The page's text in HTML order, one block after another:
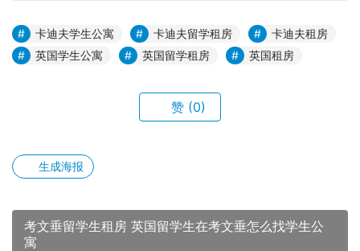
卡迪夫学生公寓 卡迪夫留学租房
卡迪夫租房
英国学生公寓
英国留学租房 英国租房
赞 (0)
生成海报
考文垂留学生租房 英国留学生在考文垂怎么找学生公
寓